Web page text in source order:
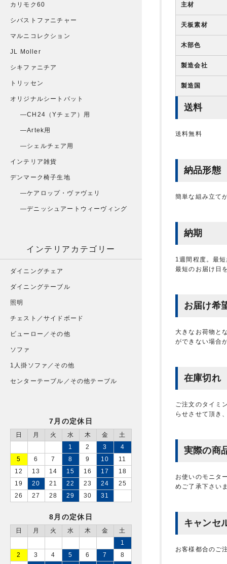
主材
天板素材
木部色
製造会社
製造国
送料
送料無料
納品形態
簡単な組み立て
納期
1週間程度。最
最短のお届け日
お届け希
大きなお荷物と
ができない場合
在庫切れ
ご注文のタイミ
らせさせて頂き
実際の商
お使いのモニタ
めご了承下さい
キャンセ
お客様都合のご
カリモク60
シバストファニチャー
マルニコレクション
JL Moller
シキファニチア
トリッセン
オリジナルシートパット
CH24（Yチェア）用
Artek用
シェルチェア用
インテリア雑貨
デンマーク椅子生地
ケアロップ・ヴァヴェリ
デニッシュアートウィーヴィング
インテリアカテゴリー
ダイニングチェア
ダイニングテーブル
照明
チェスト／サイドボード
ビューロー／その他
ソファ
1人掛ソファ／その他
センターテーブル／その他テーブル
7月の定休日
日 月 火 水 木 金
土
1
2 3
4
5
6 7 8 9 10
11
12
13 14 15 16 17
18
19
20 21 22 23 24
25
26
27 28 29 30 31
8月の定休日
日 月 火 水 木 金
土
1
2
3 4 5 6 7
8